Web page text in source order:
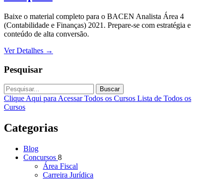
Baixe o material completo para o BACEN Analista Área 4
(Contabilidade e Finanças) 2021. Prepare-se com estratégia e
conteúdo de alta conversão.
Ver Detalhes →
Pesquisar
Buscar
Clique Aqui para Acessar Todos os Cursos Lista de Todos os
Cursos
Categorias
Blog
Concursos 8
Área Fiscal
Carreira Jurídica